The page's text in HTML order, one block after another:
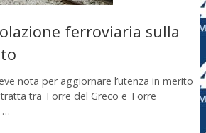
ferroviaria sulla
nota per aggiornare l’utenza in merito
tra Torre del Greco e Torre
…